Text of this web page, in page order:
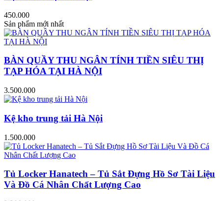
450.000
Sản phẩm mới nhất
BÀN QUẦY THU NGÂN TÍNH TIỀN SIÊU THỊ
TẠP HÓA TẠI HÀ NỘI
3.500.000
Kệ kho trung tải Hà Nội
1.500.000
Tủ Locker Hanatech – Tủ Sắt Đựng Hồ Sơ Tài Liệu
Và Đồ Cá Nhân Chất Lượng Cao